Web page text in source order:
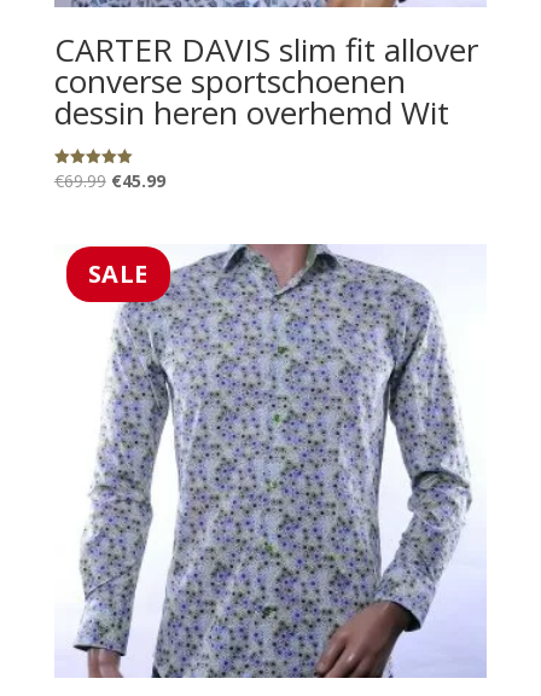
CARTER DAVIS slim fit allover
converse sportschoenen
dessin heren overhemd Wit
Gewaardeerd
5.00
€69.99 Oorspronkelijke
€69.99.
€45.99Huidige
€45.99.
SALE